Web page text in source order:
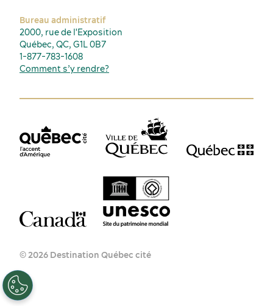
EN
FR
Bureau administratif
2000, rue de l'Exposition
Québec, QC, G1L 0B7
1-877-783-1608
Comment s’y rendre?
© 2026 Destination Québec cité